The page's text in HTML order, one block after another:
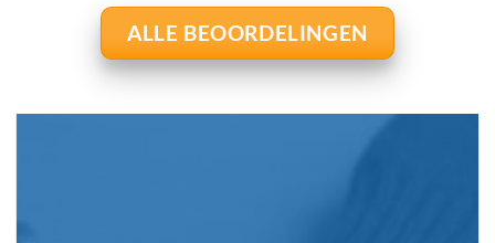
ALLE BEOORDELINGEN